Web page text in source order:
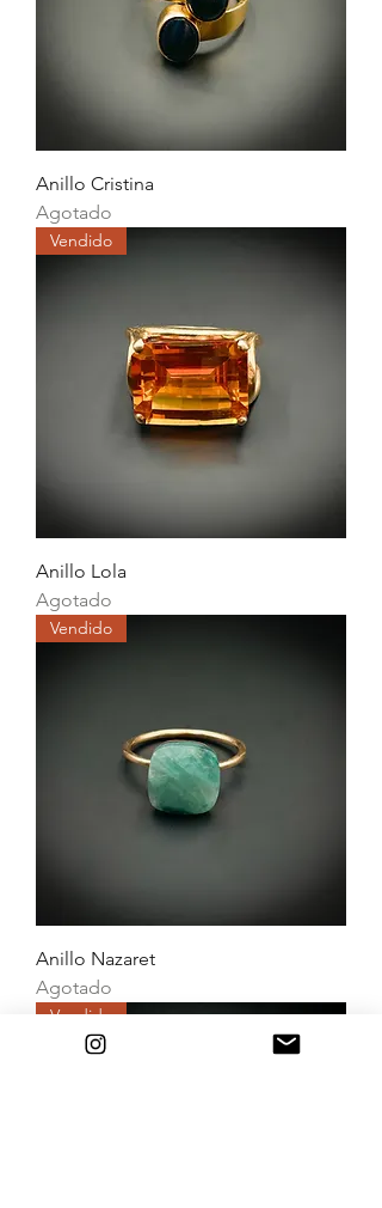
Anillo Cristina
Agotado
Vendido
Anillo Lola
Agotado
Vendido
Anillo Nazaret
Agotado
Vendido